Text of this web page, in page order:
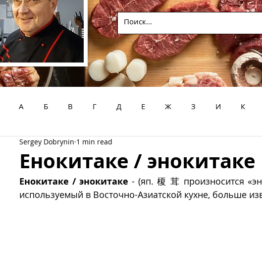
А Б В Г Д Е Ж З И К
У Ф Х
Енокитаке / энокитаке
Sergey Dobrynin 1 min read
Енокитаке / энокитаке - (яп. 榎 茸 произносится
используемый в Восточно-Азиатской кухне, больше